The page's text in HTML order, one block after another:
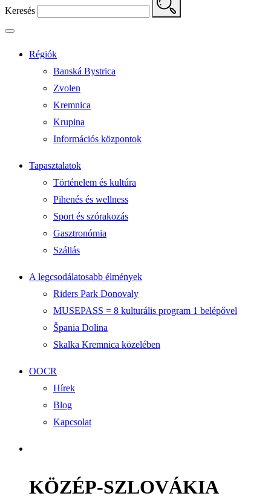
Keresés
Régiók
Banská Bystrica
Zvolen
Kremnica
Krupina
Információs központok
Tapasztalatok
Történelem és kultúra
Pihenés és wellness
Sport és szórakozás
Gasztronómia
Szállás
A legcsodálatosabb élmények
Riders Park Donovaly
MUSEPASS = 8 kulturális program 1 belépővel
Špania Dolina
Skalka Kremnica közelében
OOCR
Hírek
Blog
Kapcsolat
KÖZÉP-SZLOVÁKIA